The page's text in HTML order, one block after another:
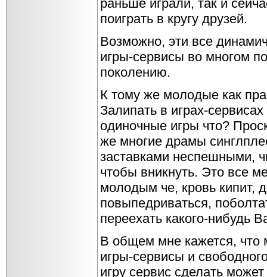
раньше играли, так и
поиграть в кругу друзей.
Возможно, эти все
игры-сервисы во многом
поколению.
К тому же молодые как
Залипать в играх-
одиночные игры что?
же многие драмы
заставками неспешными,
чтобы вникнуть. Это все
молодым че, кровь кипит,
повыпедриваться,
переехать какого-нибудь
В общем мне кажется,
игры-сервисы и
игру сервис сделать